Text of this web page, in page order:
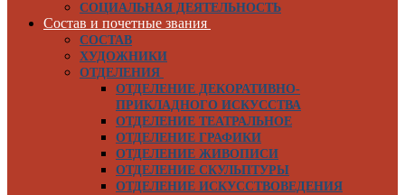
СОЦИАЛЬНАЯ ДЕЯТЕЛЬНОСТЬ
Состав и почетные звания
СОСТАВ
ХУДОЖНИКИ
ОТДЕЛЕНИЯ
ОТДЕЛЕНИЕ ДЕКОРАТИВНО-
ПРИКЛАДНОГО ИСКУССТВА
ОТДЕЛЕНИЕ ТЕАТРАЛЬНОЕ
ОТДЕЛЕНИЕ ГРАФИКИ
ОТДЕЛЕНИЕ ЖИВОПИСИ
ОТДЕЛЕНИЕ СКУЛЬПТУРЫ
ОТДЕЛЕНИЕ ИСКУССТВОВЕДЕНИЯ